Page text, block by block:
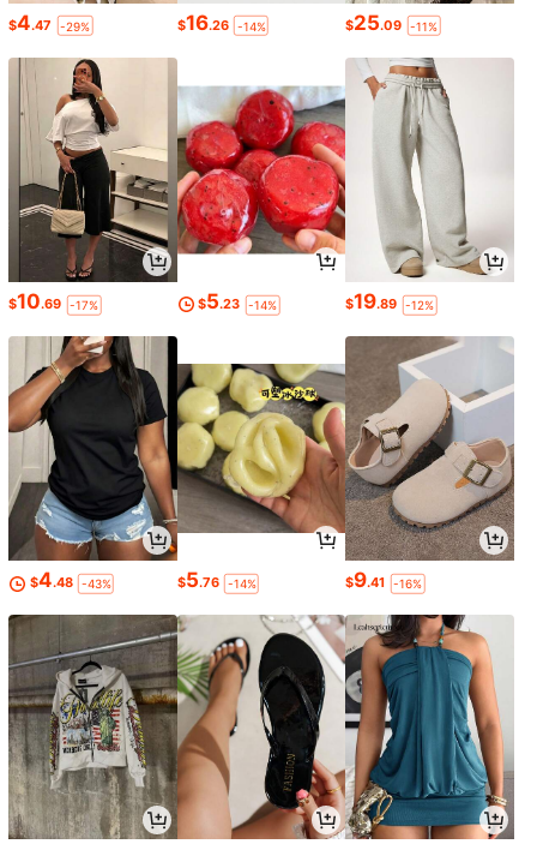
$4.47 -29% $16.26 -14% $25.09 -11%
$10.69 -17% $5.23 -14% $19.89 -12%
$4.48 -43% $5.76 -14% $9.41 -16%